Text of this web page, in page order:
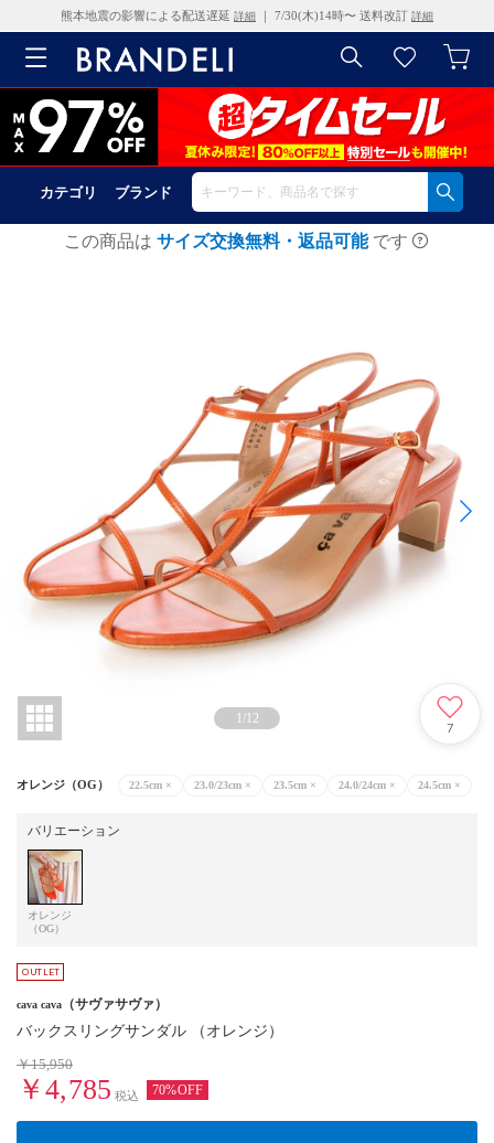
熊本地震の影響による配送遅延 詳細 ｜ 7/30(木)14時〜 送料改訂 詳細
カテゴリ ブランド
この商品は サイズ交換無料・返品可能 です
1/12
7
オレンジ（OG） 22.5cm × 23.0/23cm × 23.5cm × 24.0/24cm × 24.5cm ×
バリエーション
オレンジ
（OG）
cava cava （サヴァサヴァ）
バックスリングサンダル （オレンジ）
￥15,950
￥4,785 税込 70%OFF